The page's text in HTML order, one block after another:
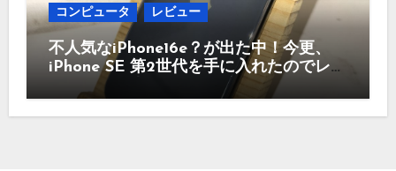
コンピュータ レビュー
不人気なiPhone16e？が出た中！今更、
iPhone SE 第2世代を手に入れたのでレビ
ュー まだ使えるのか？今買うのはどう
かなど！